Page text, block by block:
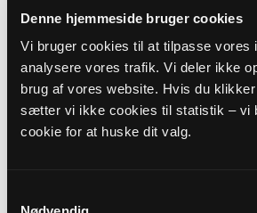
Denne hjemmeside bruger cookies
Vi bruger cookies til at tilpasse vores
analysere vores trafik. Vi deler ikke
brug af vores website. Hvis du klikker
sætter vi ikke cookies til statistik – vi
cookie for at huske dit valg.
en præst. Provstiudvalgets
fjerde år. Samtidig vælges en
provstiet til stiftsrådet.
Provstiudvalgets vigtigste opgave
lokale kirkeskat. Udvalget fordeler
budgetsamrådet.